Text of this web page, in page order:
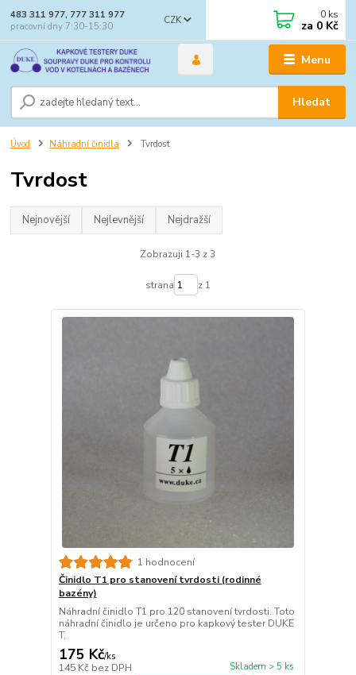
Menu
CZK
Hledat
483 311 977, 777 311 977
pracovní dny 7:30-15:30
0 ks
za 0 Kč
Úvod Náhradní činidla Tvrdost
Tvrdost
Nejnovější Nejlevnější Nejdražší
Zobrazuji 1-3 z 3
strana z 1
1 hodnocení
Činidlo T1 pro stanovení tvrdosti (rodinné
bazény)
Náhradní činidlo T1 pro 120 stanovení tvrdosti. Toto
náhradní činidlo je určeno pro kapkový tester DUKE
T.
175 Kč/ks
145 Kč bez DPH Skladem > 5 ks